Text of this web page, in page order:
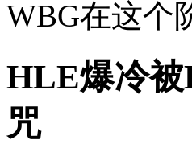
WBG在这个
HLE爆冷
咒